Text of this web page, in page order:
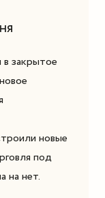
закрытое
новые
под
на нет.